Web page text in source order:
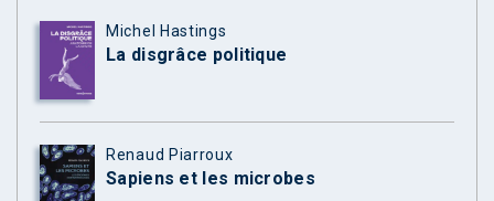
Michel Hastings
La disgrâce politique
Renaud Piarroux
Sapiens et les microbes